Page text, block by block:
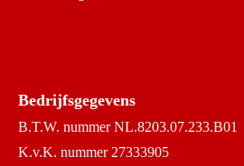
Bedrijfsgegevens
B.T.W. nummer NL.8203.07.233.B01
K.v.K. nummer 27333905